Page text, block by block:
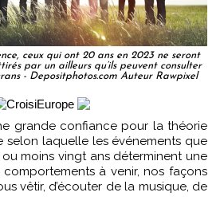
ceux qui ont 20 ans en 2023 ne seront
par un ailleurs qu’ils peuvent consulter
- Depositphotos.com Auteur Rawpixel
selon laquelle les événements que
ou moins vingt ans déterminent une
à venir, nos façons
vêtir, d’écouter de la musique, de